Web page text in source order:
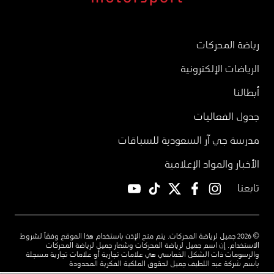
رياضة المحركات
الرياضات الإلكترونية
أبطالنا
جدول الفعاليات
مدرسة جي آر السعودية للسباقات
الأخبار والمواد الإعلامية
تابعنا
instagram
facebook
twitter
TikTok
© 2026 جميل لرياضة المحركات. يتم منح الإذن باستخدام هذا الموقع وفقاً لشروط
الاستخدام. إن اسم جميل لرياضة المحركات وشعار جميل لرياضة المحركات
والرسومات ذات الشكل الخماسي هي علامات تجارية أو علامات تجارية مسجلة
باسم شركة عبد اللطيف جميل لحقوق الملكية الفكرية المحدودة